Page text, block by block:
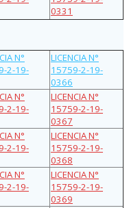
0331
N°
2-19-
LICENCIA N°
15759-2-19-
0366
N°
2-19-
LICENCIA N°
15759-2-19-
0367
N°
2-19-
LICENCIA N°
15759-2-19-
0368
N°
2-19-
LICENCIA N°
15759-2-19-
0369